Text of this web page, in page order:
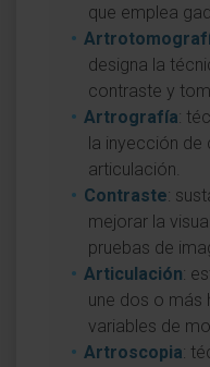
que emplea
designa la
contraste y
Artrografía:
la inyección de
articulación.
Contraste:
mejorar la
pruebas de
Articulación:
une dos o más
variables de
Artroscopia: